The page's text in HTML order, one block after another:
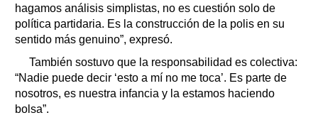
hagamos análisis simplistas, no es cuestión solo de
política partidaria. Es la construcción de la polis en su
sentido más genuino”, expresó.
También sostuvo que la responsabilidad es colectiva:
“Nadie puede decir ‘esto a mí no me toca’. Es parte de
nosotros, es nuestra infancia y la estamos haciendo
bolsa”.